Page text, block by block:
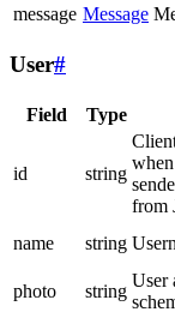
message Message
User#
Field Type
id string
from
name string
photo
string
User